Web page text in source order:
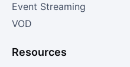
Event Streaming
VOD
Resources